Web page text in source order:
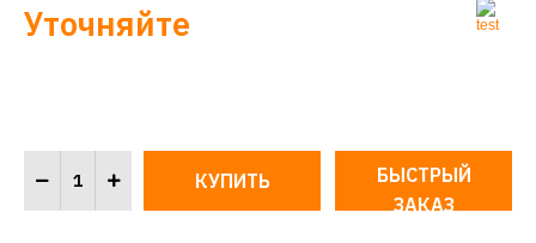
Уточняйте
БЫСТРЫЙ
ЗАКАЗ